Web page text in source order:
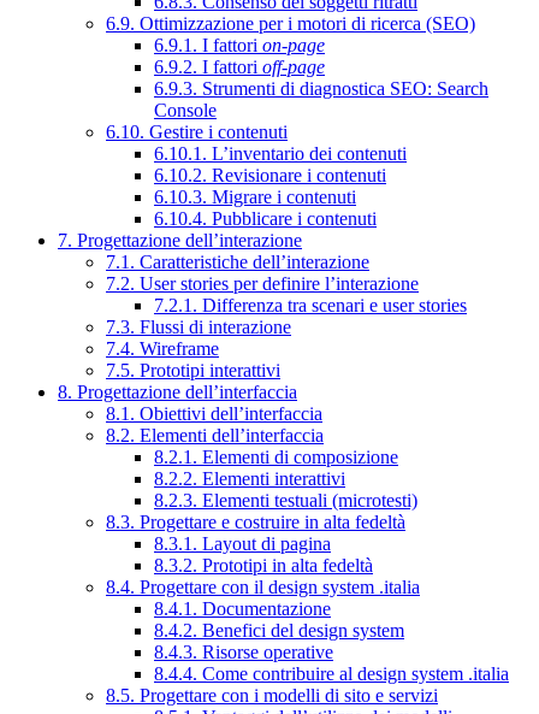
6.9. Ottimizzazione per i motori di ricerca (SEO)
6.9.1. I fattori on-page
6.9.2. I fattori off-page
6.9.3. Strumenti di diagnostica SEO: Search
Console
6.10. Gestire i contenuti
6.10.1. L’inventario dei contenuti
6.10.2. Revisionare i contenuti
6.10.3. Migrare i contenuti
6.10.4. Pubblicare i contenuti
7. Progettazione dell’interazione
7.1. Caratteristiche dell’interazione
7.2. User stories per definire l’interazione
7.2.1. Differenza tra scenari e user stories
7.3. Flussi di interazione
7.4. Wireframe
7.5. Prototipi interattivi
8. Progettazione dell’interfaccia
8.1. Obiettivi dell’interfaccia
8.2. Elementi dell’interfaccia
8.2.1. Elementi di composizione
8.2.2. Elementi interattivi
8.2.3. Elementi testuali (microtesti)
8.3. Progettare e costruire in alta fedeltà
8.3.1. Layout di pagina
8.3.2. Prototipi in alta fedeltà
8.4. Progettare con il design system .italia
8.4.1. Documentazione
8.4.2. Benefici del design system
8.4.3. Risorse operative
8.4.4. Come contribuire al design system .italia
8.5. Progettare con i modelli di sito e servizi